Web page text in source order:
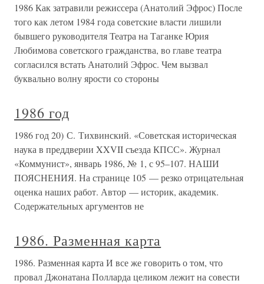
1986 Как затравили режиссера (Анатолий Эфрос) После
того как летом 1984 года советские власти лишили
бывшего руководителя Театра на Таганке Юрия
Любимова советского гражданства, во главе театра
согласился встать Анатолий Эфрос. Чем вызвал
буквально волну ярости со стороны
1986 год
1986 год 20) С. Тихвинский. «Советская историческая
наука в преддверии XXVII съезда КПСС». Журнал
«Коммунист», январь 1986, № 1, с 95–107. НАШИ
ПОЯСНЕНИЯ. На странице 105 — резко отрицательная
оценка наших работ. Автор — историк, академик.
Содержательных аргументов не
1986. Разменная карта
1986. Разменная карта И все же говорить о том, что
провал Джонатана Полларда целиком лежит на совести